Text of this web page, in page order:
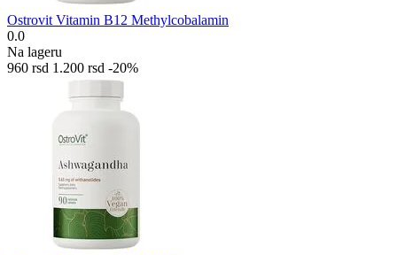
Ostrovit Vitamin B12 Methylcobalamin
0.0
Na lageru
‍960‍ rsd 1.200 rsd -20%